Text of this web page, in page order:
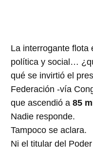
La interrogante flota
política y social…
qué se invirtió el
Federación -vía
que ascendió a 85
Nadie responde.
Tampoco se aclara.
Ni el titular del